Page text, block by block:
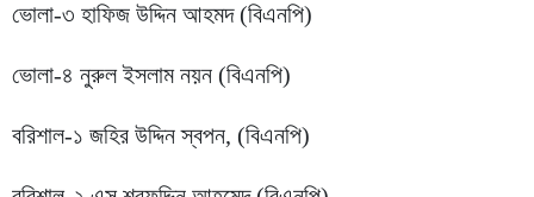
ভোলা-৩ হাফিজ উদ্দিন আহমদ (বিএনপি)
ভোলা-৪ নুরুল ইসলাম নয়ন (বিএনপি)
বরিশাল-১ জহির উদ্দিন স্বপন, (বিএনপি)